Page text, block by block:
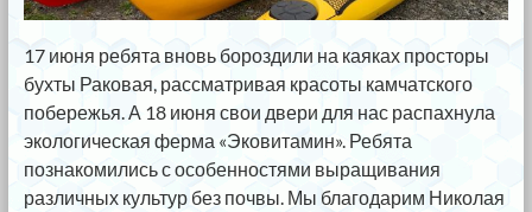
17 июня ребята вновь бороздили на каяках просторы
бухты Раковая, рассматривая красоты камчатского
побережья. А 18 июня свои двери для нас распахнула
экологическая ферма «Эковитамин». Ребята
познакомились с особенностями выращивания
различных культур без почвы. Мы благодарим Николая